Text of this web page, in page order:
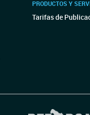
PRODUCTOS Y
Tarifas de